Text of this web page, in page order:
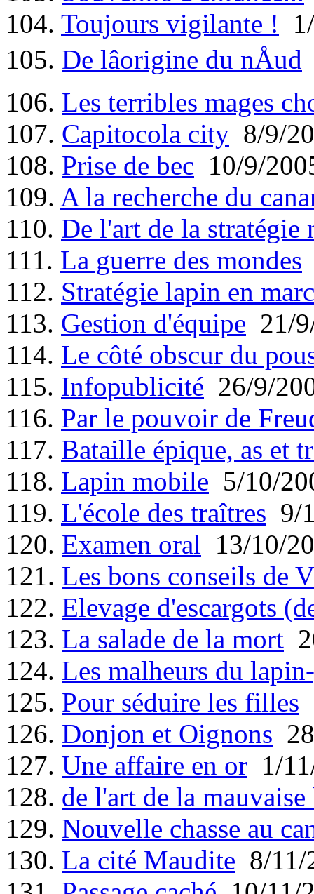
104. Toujours vigilante !
105. De lâorigine du nÅud
106. Les terribles mages
107. Capitocola city 8/9/
108. Prise de bec 10/9/
109. A la recherche du
110. De l'art de la stratégie
111. La guerre des mondes
112. Stratégie lapin en
113. Gestion d'équipe 21/
114. Le côté obscur du
115. Infopublicité 26/9/
116. Par le pouvoir de
117. Bataille épique, as et
118. Lapin mobile 5/10/
119. L'école des traîtres 9/
120. Examen oral 13/10/
121. Les bons conseils de
122. Elevage d'escargots
123. La salade de la mort
124. Les malheurs du
125. Pour séduire les filles
126. Donjon et Oignons
127. Une affaire en or 1/
128. de l'art de la
129. Nouvelle chasse au
130. La cité Maudite 8/11/